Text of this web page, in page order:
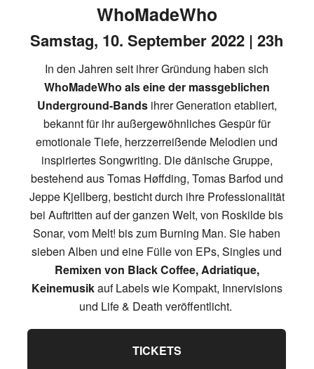
WhoMadeWho
Samstag, 10. September 2022 | 23h
In den Jahren seit ihrer Gründung haben sich
WhoMadeWho als eine der massgeblichen
Underground-Bandsihrer Generation etabliert,
bekannt für ihr außergewöhnliches Gespür für
emotionale Tiefe, herzzerreißende Melodien und
inspiriertes Songwriting. Die dänische Gruppe,
bestehend aus Tomas Høffding, Tomas Barfod und
Jeppe Kjellberg, besticht durch ihre Professionalität
bei Auftritten auf der ganzen Welt, von Roskilde bis
Sonar, vom Melt! bis zum Burning Man. Sie haben
sieben Alben und eine Fülle von EPs, Singles und
Remixen von Black Coffee, Adriatique,
Keinemusikauf Labels wie Kompakt, Innervisions
und Life & Death veröffentlicht.
TICKETS